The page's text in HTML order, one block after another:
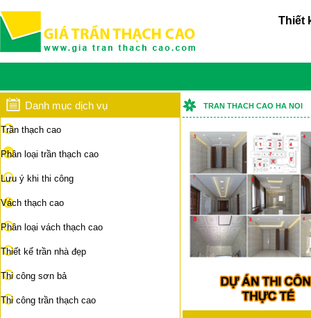
Thiết
Danh mục dịch vụ
Trần thạch cao
Phân loại trần thạch cao
Lưu ý khi thi công
Vách thạch cao
Phân loại vách thạch cao
Thiết kế trần nhà đẹp
Thi công sơn bả
Thi công trần thạch cao
TRAN THACH CAO HA NOI